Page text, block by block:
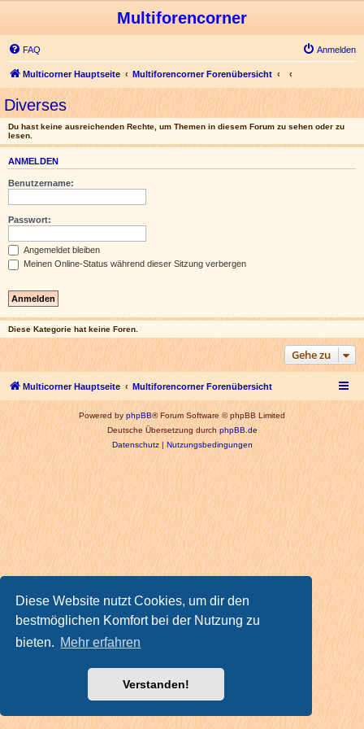
Diese Website nutzt Cookies, um dir den
bestmöglichen Komfort bei der Nutzung zu
bieten. Mehr erfahren
Verstanden!
Multiforencorner
FAQ Anmelden
Multicorner Hauptseite Multiforencorner Forenübersicht
Diverses
Du hast keine ausreichenden Rechte, um Themen in diesem Forum zu sehen oder zu
lesen.
ANMELDEN
Benutzername:
Passwort:
Angemeldet bleiben
Meinen Online-Status während dieser Sitzung verbergen
Diese Kategorie hat keine Foren.
Gehe zu
Multicorner Hauptseite Multiforencorner Forenübersicht
Powered byphpBB® Forum Software © phpBB Limited
Deutsche Übersetzung durchphpBB.de
Datenschutz|Nutzungsbedingungen